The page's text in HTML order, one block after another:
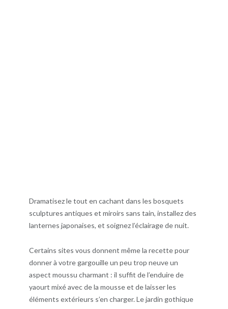
Dramatisez le tout en cachant dans les bosquets
sculptures antiques et miroirs sans tain, installez des
lanternes japonaises, et soignez l’éclairage de nuit.
Certains sites vous donnent même la recette pour
donner à votre gargouille un peu trop neuve un
aspect moussu charmant : il suffit de l’enduire de
yaourt mixé avec de la mousse et de laisser les
éléments extérieurs s’en charger. Le jardin gothique